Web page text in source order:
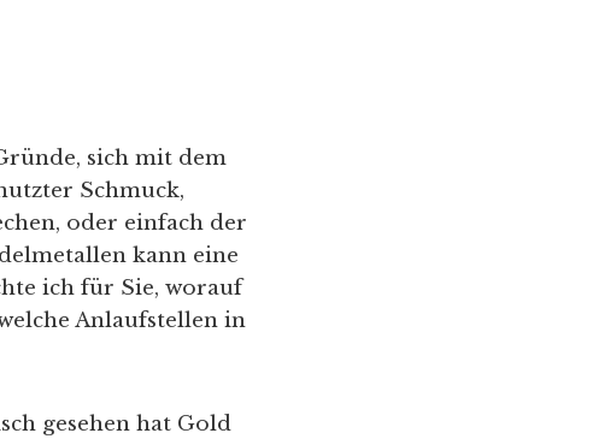
sich mit dem
Schmuck,
oder einfach der
kann eine
ich für Sie, worauf
Anlaufstellen in
gesehen hat Gold